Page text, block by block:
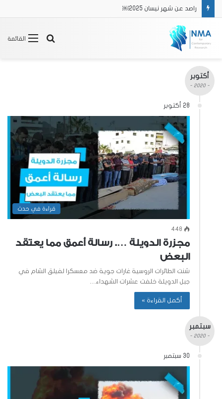
راصد عن شهر نيسان 2025￼
القائمة
بحث
أكتوبر
- 2020 -
28 أكتوبر
قراءة في حدث
448
مجزرة الدويلة …. رسالة أعمق مما يعتقد
البعض
شنت الطائرات الروسية غارات جوية ضد معسكرا لفيلق الشام في
جبل الدويلة خلفت عشرات الشهداء…
أكمل القراءة »
سبتمبر
- 2020 -
30 سبتمبر